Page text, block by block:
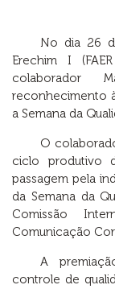
No dia 26
Erechim I
colaborador
reconhecimento
a Semana da
O
ciclo produtivo
passagem pela
da Semana da
Comissão
Comunicação
A
controle de